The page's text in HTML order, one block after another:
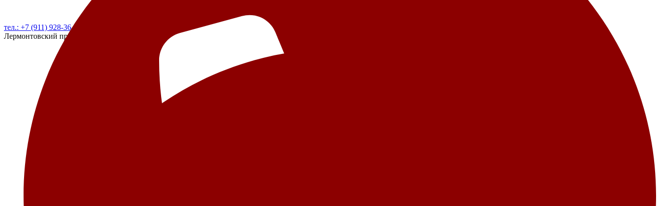
тел.: +7 (911) 928-36-10
Лермонтовский проспект д. 40